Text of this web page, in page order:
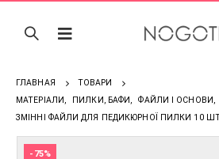
ГЛАВНАЯ
ТОВАРИ
МАТЕРІАЛИ, ПИЛКИ, БАФИ, ФАЙЛИ І ОСНОВИ,
ЗМІННІ ФАЙЛИ ДЛЯ ПЕДИКЮРНОЇ ПИЛКИ 10
-75%